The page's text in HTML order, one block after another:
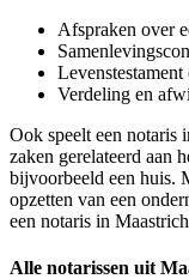
Afspraken over
Levenstestament
Verdeling en
Ook speelt een notaris
zaken gerelateerd aan
bijvoorbeeld een huis.
opzetten van een
een notaris in
Alle notarissen uit